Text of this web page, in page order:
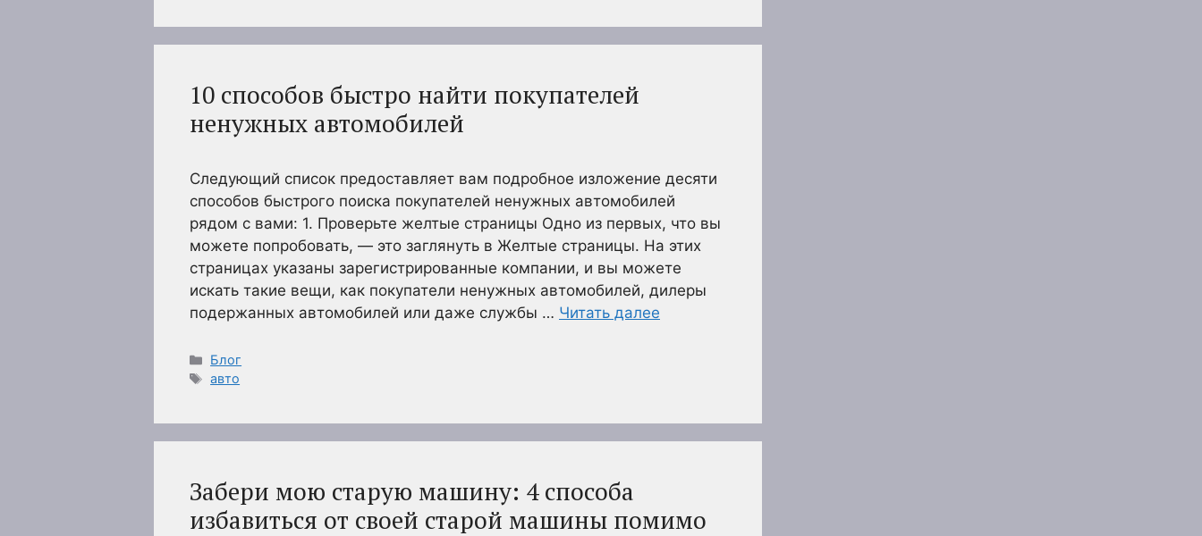
10 способов быстро найти покупателей
ненужных автомобилей
Следующий список предоставляет вам подробное изложение десяти
способов быстрого поиска покупателей ненужных автомобилей
рядом с вами: 1. Проверьте желтые страницы Одно из первых, что вы
можете попробовать, — это заглянуть в Желтые страницы. На этих
страницах указаны зарегистрированные компании, и вы можете
искать такие вещи, как покупатели ненужных автомобилей, дилеры
подержанных автомобилей или даже службы … Читать далее
Рубрики
Блог
Метки
авто
Забери мою старую машину: 4 способа
избавиться от своей старой машины помимо